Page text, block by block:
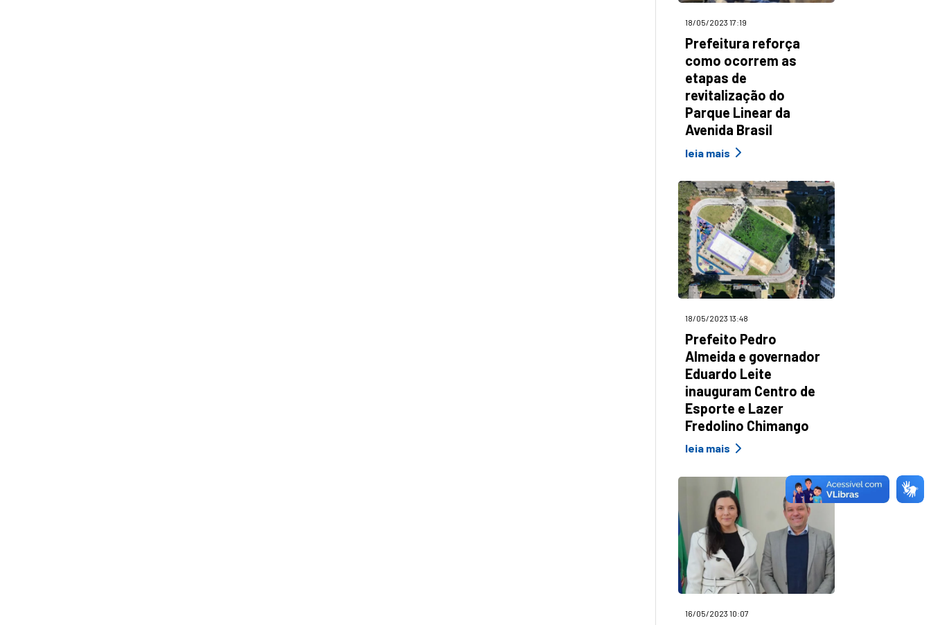
18/05/2023 17:19
Prefeitura reforça
como ocorrem as
etapas de
revitalização do
Parque Linear da
Avenida Brasil
leia mais
18/05/2023 13:48
Prefeito Pedro
Almeida e governador
Eduardo Leite
inauguram Centro de
Esporte e Lazer
Fredolino Chimango
leia mais
16/05/2023 10:07